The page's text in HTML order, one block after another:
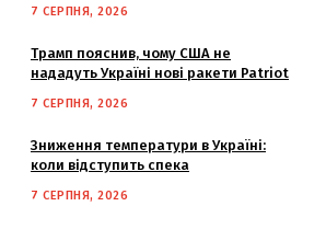
7 СЕРПНЯ, 2026
Трамп пояснив, чому США не
нададуть Україні нові ракети Patriot
7 СЕРПНЯ, 2026
Зниження температури в Україні:
коли відступить спека
7 СЕРПНЯ, 2026